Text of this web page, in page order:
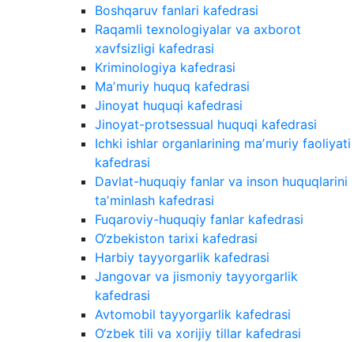
Boshqaruv fanlari kafedrasi
Raqamli texnologiyalar va axborot
xavfsizligi kafedrasi
Kriminologiya kafedrasi
Maʼmuriy huquq kafedrasi
Jinoyat huquqi kafedrasi
Jinoyat-protsessual huquqi kafedrasi
Ichki ishlar organlarining maʼmuriy faoliyati
kafedrasi
Davlat-huquqiy fanlar va inson huquqlarini
taʼminlash kafedrasi
Fuqaroviy-huquqiy fanlar kafedrasi
O‘zbekiston tarixi kafedrasi
Harbiy tayyorgarlik kafedrasi
Jangovar va jismoniy tayyorgarlik
kafedrasi
Avtomobil tayyorgarlik kafedrasi
O‘zbek tili va xorijiy tillar kafedrasi